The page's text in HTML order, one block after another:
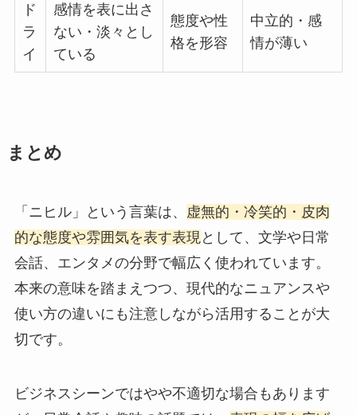
ド
ラ
イ
感情を表に出さ
ない・淡々とし
ている
態度や性
格を形容
中立的・感
情が薄い
まとめ
「ニヒル」という言葉は、 虚無的・冷笑的・皮肉
的な態度や雰囲気を表す表現として、文学や日常
会話、エンタメの分野で幅広く使われています。
本来の意味を踏まえつつ、現代的なニュアンスや
使い方の違いにも注意しながら活用することが大
切です。
ビジネスシーンではやや不適切な場合もあります